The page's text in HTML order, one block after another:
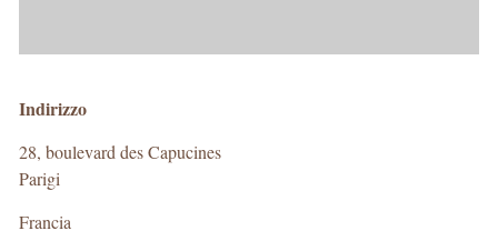
Indirizzo
28, boulevard des Capucines
Parigi
Francia